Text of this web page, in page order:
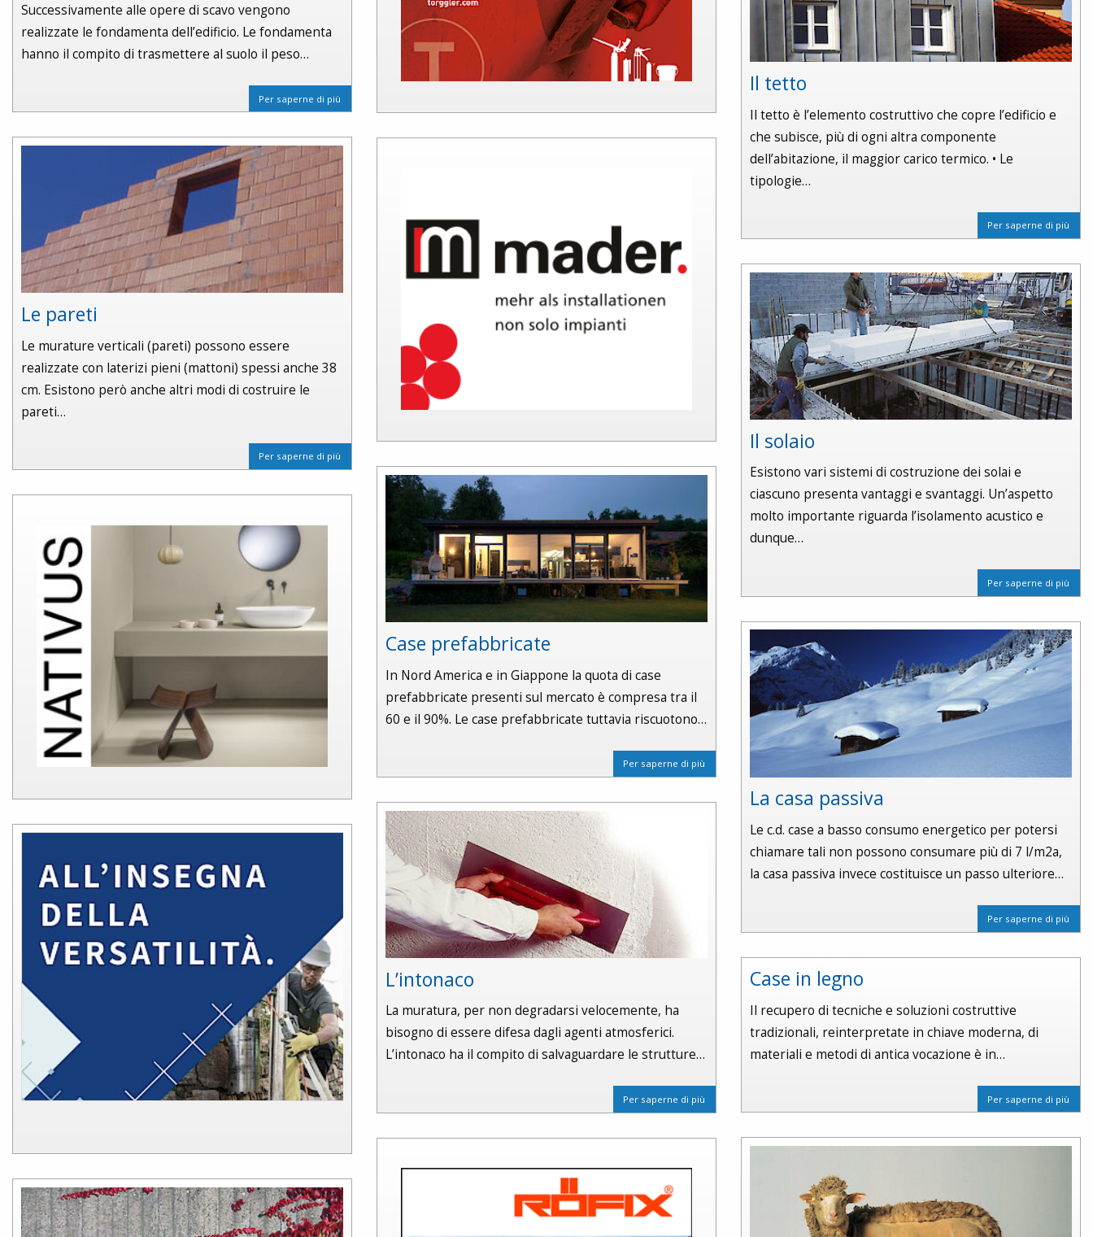
Successivamente alle opere di scavo vengono
realizzate le fondamenta dell’edificio. Le fondamenta
hanno il compito di trasmettere al suolo il peso…
Per saperne di più
Il tetto
Il tetto è l’elemento costruttivo che copre l’edificio e
che subisce, più di ogni altra componente
dell’abitazione, il maggior carico termico. • Le
tipologie…
Per saperne di più
Le pareti
Le murature verticali (pareti) possono essere
realizzate con laterizi pieni (mattoni) spessi anche 38
cm. Esistono però anche altri modi di costruire le
pareti…
Per saperne di più
Il solaio
Esistono vari sistemi di costruzione dei solai e
ciascuno presenta vantaggi e svantaggi. Un’aspetto
molto importante riguarda l’isolamento acustico e
dunque…
Per saperne di più
Case prefabbricate
In Nord America e in Giappone la quota di case
prefabbricate presenti sul mercato è compresa tra il
60 e il 90%. Le case prefabbricate tuttavia riscuotono…
Per saperne di più
La casa passiva
Le c.d. case a basso consumo energetico per potersi
chiamare tali non possono consumare più di 7 l/m2a,
la casa passiva invece costituisce un passo ulteriore…
Per saperne di più
L’intonaco
La muratura, per non degradarsi velocemente, ha
bisogno di essere difesa dagli agenti atmosferici.
L’intonaco ha il compito di salvaguardare le strutture…
Per saperne di più
Case in legno
Il recupero di tecniche e soluzioni costruttive
tradizionali, reinterpretate in chiave moderna, di
materiali e metodi di antica vocazione è in…
Per saperne di più